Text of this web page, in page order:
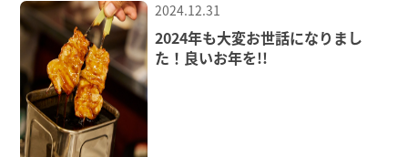
2024.12.31
2024年も大変お世話になりまし
た！良いお年を!!